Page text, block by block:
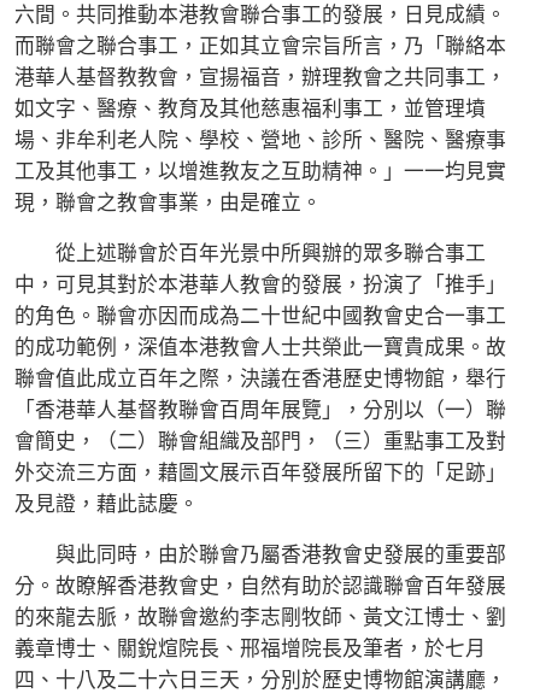
六間。共同推動本港教會聯合事工的發展，日見成績。
而聯會之聯合事工，正如其立會宗旨所言，乃「聯絡本
港華人基督教教會，宣揚福音，辦理教會之共同事工，
如文字、醫療、教育及其他慈惠福利事工，並管理墳
場、非牟利老人院、學校、營地、診所、醫院、醫療事
工及其他事工，以增進教友之互助精神。」一一均見實
現，聯會之教會事業，由是確立。
從上述聯會於百年光景中所興辦的眾多聯合事工
中，可見其對於本港華人教會的發展，扮演了「推手」
的角色。聯會亦因而成為二十世紀中國教會史合一事工
的成功範例，深值本港教會人士共榮此一寶貴成果。故
聯會值此成立百年之際，決議在香港歷史博物館，舉行
「香港華人基督教聯會百周年展覽」，分別以（一）聯
會簡史，（二）聯會組織及部門，（三）重點事工及對
外交流三方面，藉圖文展示百年發展所留下的「足跡」
及見證，藉此誌慶。
與此同時，由於聯會乃屬香港教會史發展的重要部
分。故瞭解香港教會史，自然有助於認識聯會百年發展
的來龍去脈，故聯會邀約李志剛牧師、黃文江博士、劉
義章博士、關銳煊院長、邢福增院長及筆者，於七月
四、十八及二十六日三天，分別於歷史博物館演講廳，